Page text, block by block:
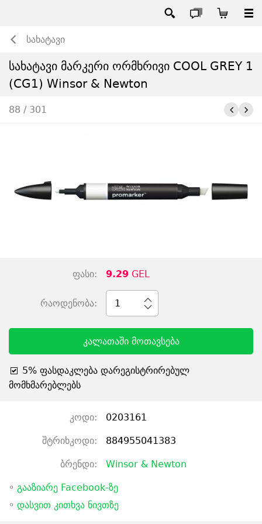
სახატავი
სახატავი მარკერი ორმხრივი COOL GREY 1
(CG1) Winsor & Newton
88 / 301
ფასი: 9.29 GEL
რაოდენობა: 1
კალათაში მოთავსება
5% ფასდაკლება დარეგისტრირებულ
მომხმარებლებს
კოდი: 0203161
შტრიხკოდი: 884955041383
ბრენდი: Winsor & Newton
◦ გააზიარე Facebook-ზე
◦ დასვით კითხვა ნივთზე